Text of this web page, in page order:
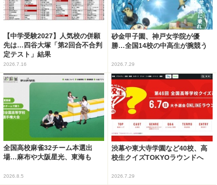
【中学受験2027】人気校の併願
先は…四谷大塚「第2回合不合判
定テスト」結果
2026.7.16
砂金甲子園、神戸女学院が優
勝…全国14校の中高生が腕競う
2026.7.29
全国高校麻雀32チーム本選出
場…麻布や大阪星光、東海も
2026.8.5
渋幕や東大寺学園など40校、高
校生クイズTOKYOラウンドへ
2026.7.29